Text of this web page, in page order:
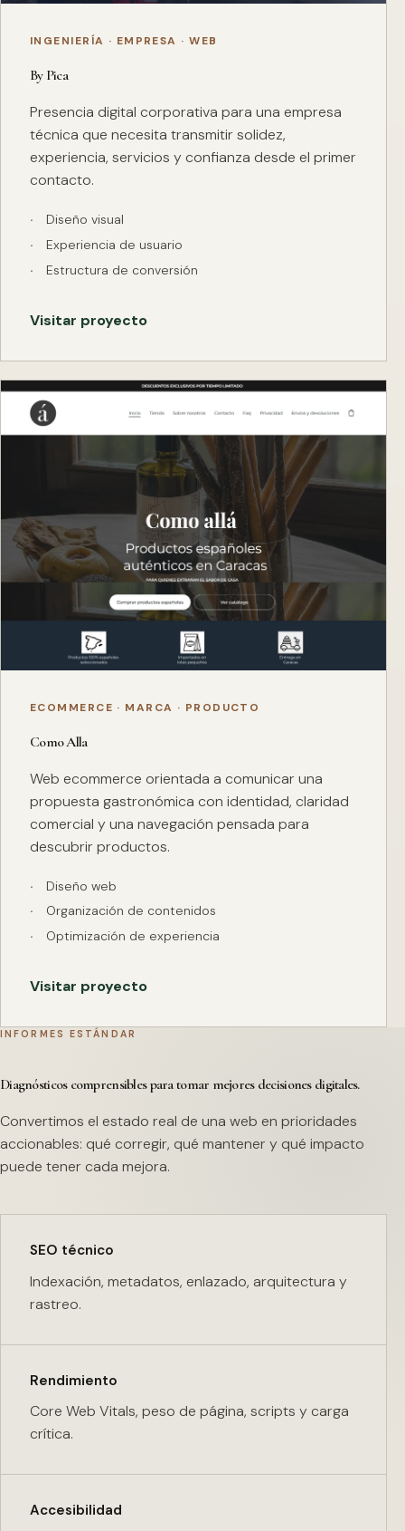
INGENIERÍA · EMPRESA · WEB
By Pica
Presencia digital corporativa para una empresa
técnica que necesita transmitir solidez,
experiencia, servicios y confianza desde el primer
contacto.
Diseño visual
Experiencia de usuario
Estructura de conversión
Visitar proyecto
ECOMMERCE · MARCA · PRODUCTO
Como Alla
Web ecommerce orientada a comunicar una
propuesta gastronómica con identidad, claridad
comercial y una navegación pensada para
descubrir productos.
Diseño web
Organización de contenidos
Optimización de experiencia
Visitar proyecto
INFORMES ESTÁNDAR
Diagnósticos comprensibles para tomar mejores decisiones digitales.
Convertimos el estado real de una web en prioridades
accionables: qué corregir, qué mantener y qué impacto
puede tener cada mejora.
SEO técnico
Indexación, metadatos, enlazado, arquitectura y
rastreo.
Rendimiento
Core Web Vitals, peso de página, scripts y carga
crítica.
Accesibilidad